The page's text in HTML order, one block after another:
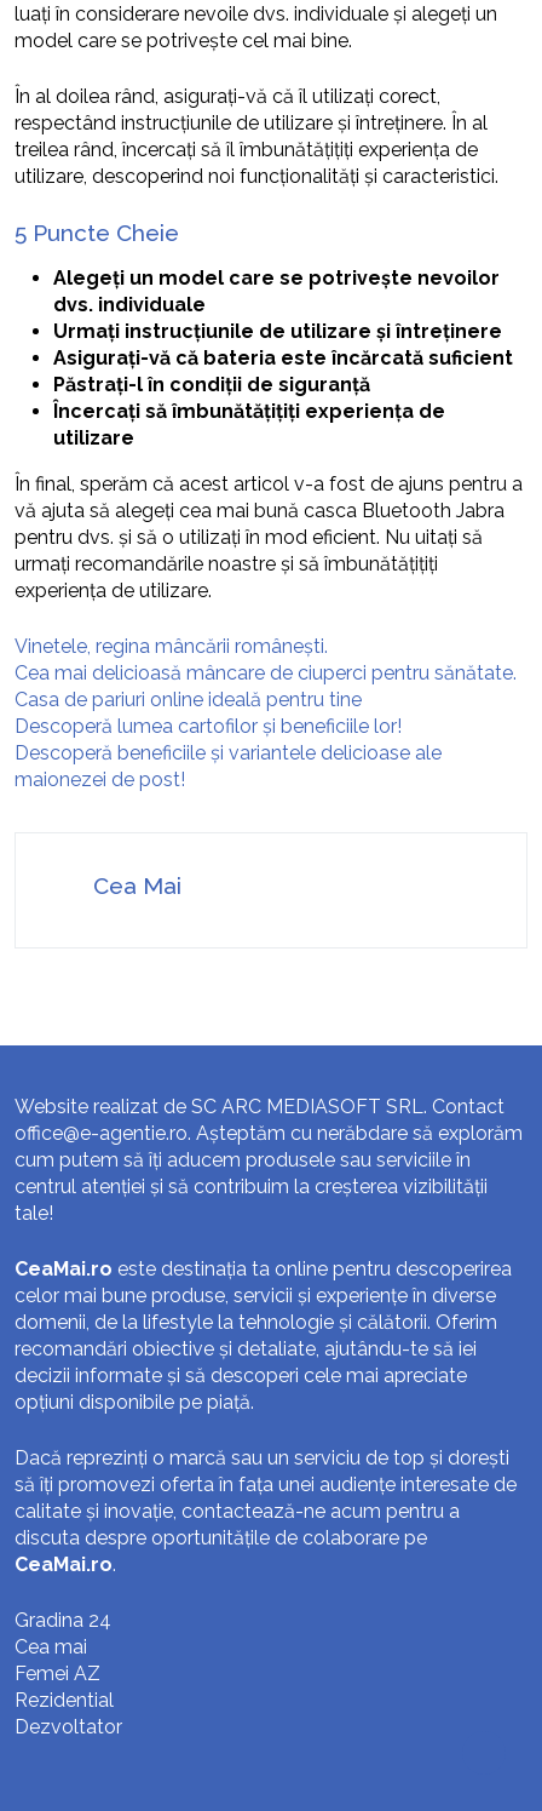
luați în considerare nevoile dvs. individuale și alegeți un
model care se potrivește cel mai bine.
În al doilea rând, asigurați-vă că îl utilizați corect,
respectând instrucțiunile de utilizare și întreținere. În al
treilea rând, încercați să îl îmbunătățițiți experiența de
utilizare, descoperind noi funcționalități și caracteristici.
5 Puncte Cheie
Alegeți un model care se potrivește nevoilor
dvs. individuale
Urmați instrucțiunile de utilizare și întreținere
Asigurați-vă că bateria este încărcată suficient
Păstrați-l în condiții de siguranță
Încercați să îmbunătățițiți experiența de
utilizare
În final, sperăm că acest articol v-a fost de ajuns pentru a
vă ajuta să alegeți cea mai bună casca Bluetooth Jabra
pentru dvs. și să o utilizați în mod eficient. Nu uitați să
urmați recomandările noastre și să îmbunătățițiți
experiența de utilizare.
Vinetele, regina mâncării românești.
Cea mai delicioasă mâncare de ciuperci pentru sănătate.
Casa de pariuri online ideală pentru tine
Descoperă lumea cartofilor și beneficiile lor!
Descoperă beneficiile și variantele delicioase ale
maionezei de post!
Cea Mai
Website realizat de SC ARC MEDIASOFT SRL. Contact
office@e-agentie.ro. Așteptăm cu nerăbdare să explorăm
cum putem să îți aducem produsele sau serviciile în
centrul atenției și să contribuim la creșterea vizibilității
tale!
CeaMai.ro este destinația ta online pentru descoperirea
celor mai bune produse, servicii și experiențe în diverse
domenii, de la lifestyle la tehnologie și călătorii. Oferim
recomandări obiective și detaliate, ajutându-te să iei
decizii informate și să descoperi cele mai apreciate
opțiuni disponibile pe piață.
Dacă reprezinți o marcă sau un serviciu de top și dorești
să îți promovezi oferta în fața unei audiențe interesate de
calitate și inovație, contactează-ne acum pentru a
discuta despre oportunitățile de colaborare pe
CeaMai.ro.
Gradina 24
Cea mai
Femei AZ
Rezidential
Dezvoltator